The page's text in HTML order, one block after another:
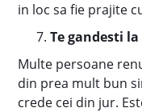
in loc sa fie prajite
Te gandesti
Multe persoane
din prea mult bun
crede cei din jur.